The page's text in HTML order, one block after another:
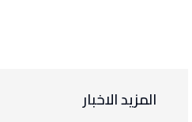
المزيد الاخبار